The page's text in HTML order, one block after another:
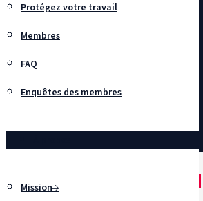
Protégez votre travail
Membres
FAQ
Enquêtes des membres
Mission